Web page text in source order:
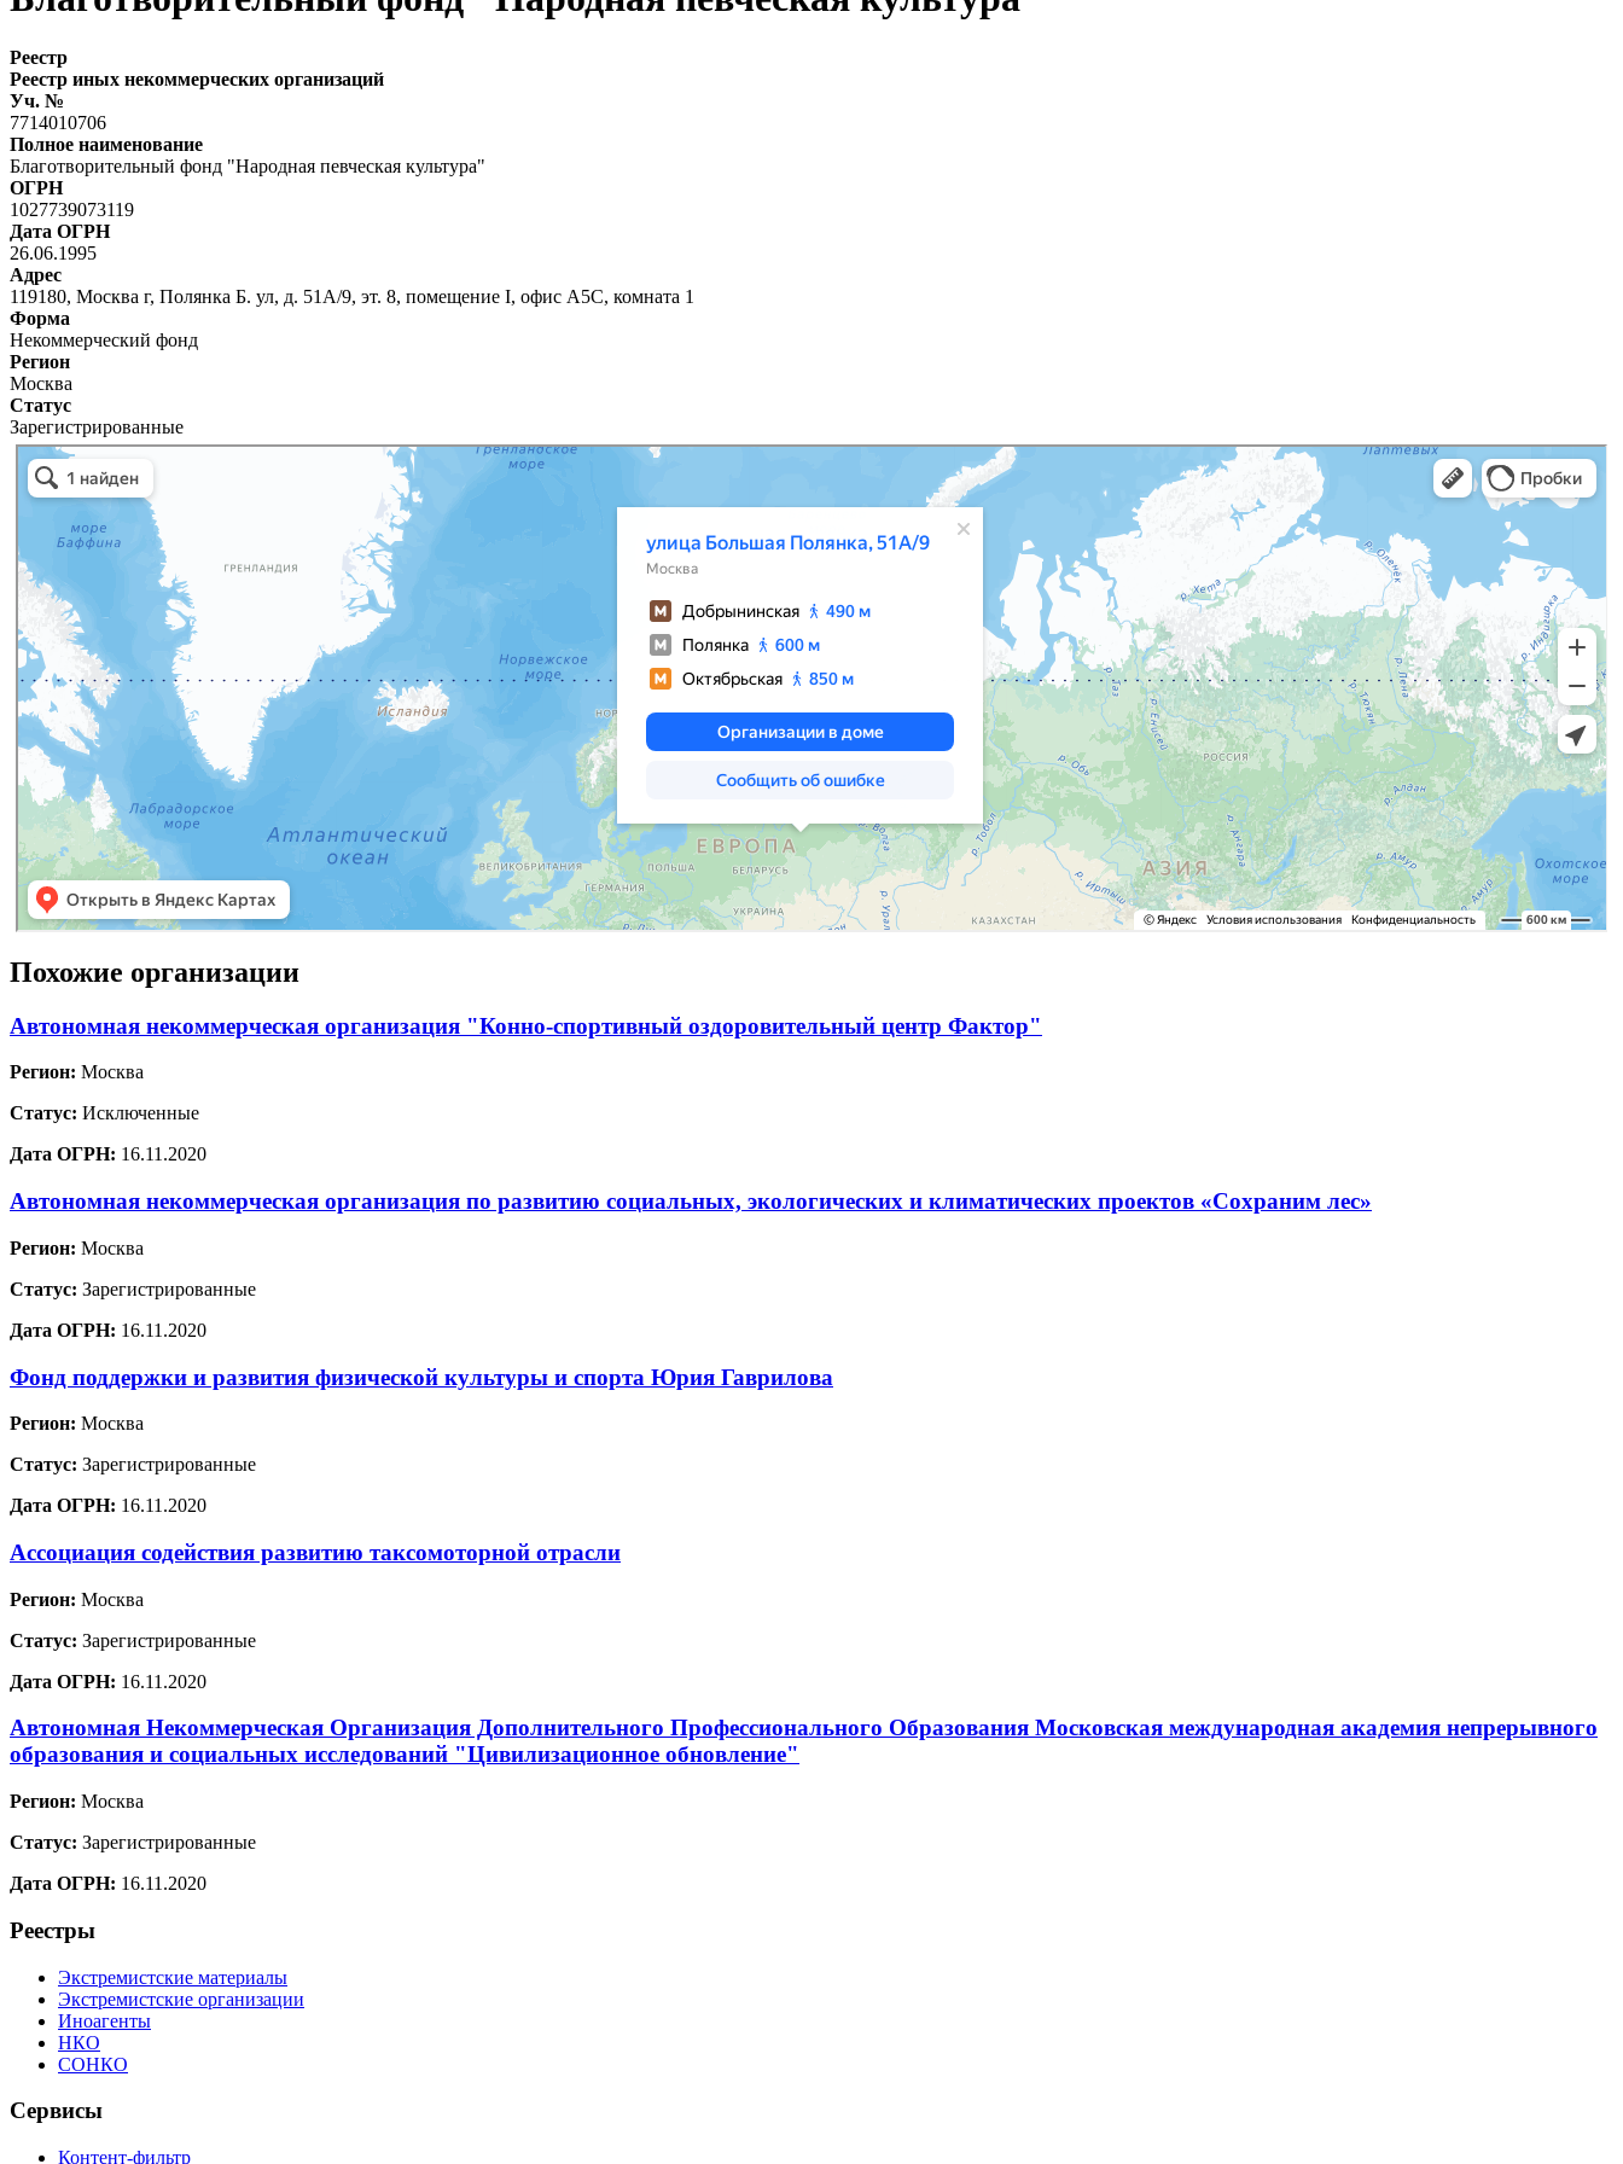
Реестр
Реестр иных некоммерческих организаций
Уч. №
7714010706
Полное наименование
Благотворительный фонд "Народная певческая культура"
ОГРН
1027739073119
Дата ОГРН
26.06.1995
Адрес
119180, Москва г, Полянка Б. ул, д. 51А/9, эт. 8, помещение I, офис А5С, комната 1
Форма
Некоммерческий фонд
Регион
Москва
Статус
Зарегистрированные
Похожие организации
Автономная некоммерческая организация "Конно-спортивный оздоровительный центр Фактор"
Регион: Москва
Статус: Исключенные
Дата ОГРН: 16.11.2020
Автономная некоммерческая организация по развитию социальных, экологических и климатических проектов «Сохраним лес»
Регион: Москва
Статус: Зарегистрированные
Дата ОГРН: 16.11.2020
Фонд поддержки и развития физической культуры и спорта Юрия Гаврилова
Регион: Москва
Статус: Зарегистрированные
Дата ОГРН: 16.11.2020
Ассоциация содействия развитию таксомоторной отрасли
Регион: Москва
Статус: Зарегистрированные
Дата ОГРН: 16.11.2020
Автономная Некоммерческая Организация Дополнительного Профессионального Образования Московская международная академия непрерывного
образования и социальных исследований "Цивилизационное обновление"
Регион: Москва
Статус: Зарегистрированные
Дата ОГРН: 16.11.2020
Реестры
Экстремистские материалы
Экстремистские организации
Иноагенты
НКО
СОНКО
Сервисы
Контент-фильтр